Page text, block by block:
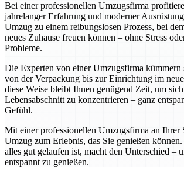
Bei einer professionellen Umzugsfirma
jahrelanger Erfahrung und moderner
Umzug zu einem reibungslosen Prozess, bei
neues Zuhause freuen können – ohne Stress
Probleme.
Die Experten von einer Umzugsfirma kümmern
von der Verpackung bis zur Einrichtung im
diese Weise bleibt Ihnen genügend Zeit, um
Lebensabschnitt zu konzentrieren – ganz
Gefühl.
Mit einer professionellen Umzugsfirma an Ihrer
Umzug zum Erlebnis, das Sie genießen
alles gut gelaufen ist, macht den Unterschied –
entspannt zu genießen.